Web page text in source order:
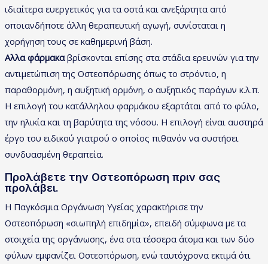
ιδιαίτερα ευεργετικός για τα οστά και ανεξάρτητα από
οποιανδήποτε άλλη θεραπευτική αγωγή, συνίσταται η
χορήγηση τους σε καθημερινή βάση.
Αλλα φάρμακαβρίσκονται επίσης στα στάδια ερευνών για την
αντιμετώπιση της Οστεοπόρωσης όπως το στρόντιο, η
παραθορμόνη, η αυξητική ορμόνη, ο αυξητικός παράγων κ.λ.π.
Η επιλογή του κατάλληλου φαρμάκου εξαρτάται από το φύλο,
την ηλικία και τη βαρύτητα της νόσου. Η επιλογή είναι αυστηρά
έργο του ειδικού γιατρού ο οποίος πιθανόν να συστήσει
συνδυασμένη θεραπεία.
Προλάβετε την Οστεοπόρωση πριν σας
προλάβει.
Η Παγκόσμια Οργάνωση Υγείας χαρακτήρισε την
Οστεοπόρωση «σιωπηλή επιδημία», επειδή σύμφωνα με τα
στοιχεία της οργάνωσης, ένα στα τέσσερα άτομα και των δύο
φύλων εμφανίζει Οστεοπόρωση, ενώ ταυτόχρονα εκτιμά ότι